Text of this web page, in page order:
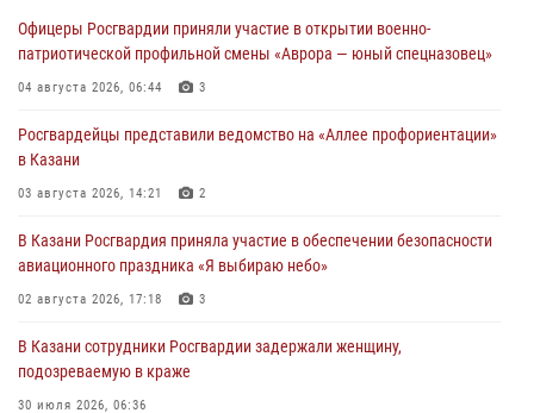
Офицеры Росгвардии приняли участие в открытии военно-
патриотической профильной смены «Аврора — юный спецназовец»
04 августа 2026, 06:44 3
Росгвардейцы представили ведомство на «Аллее профориентации»
в Казани
03 августа 2026, 14:21 2
В Казани Росгвардия приняла участие в обеспечении безопасности
авиационного праздника «Я выбираю небо»
02 августа 2026, 17:18 3
В Казани сотрудники Росгвардии задержали женщину,
подозреваемую в краже
30 июля 2026, 06:36